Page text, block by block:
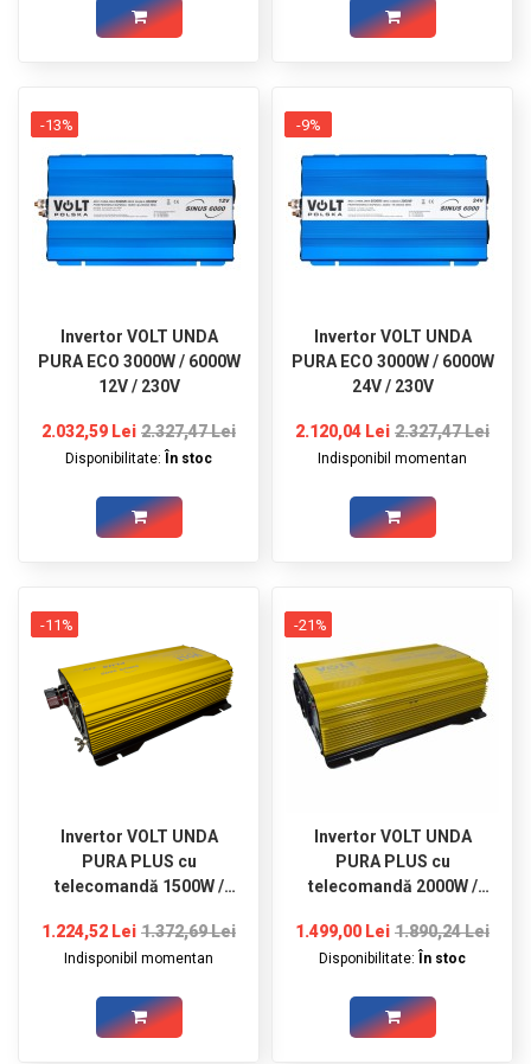
-13%
Invertor VOLT UNDA
PURA ECO 3000W / 6000W
12V / 230V
2.032,59 Lei 2.327,47 Lei
Disponibilitate: În stoc
-9%
Invertor VOLT UNDA
PURA ECO 3000W / 6000W
24V / 230V
2.120,04 Lei 2.327,47 Lei
Indisponibil momentan
-11%
Invertor VOLT UNDA
PURA PLUS cu
telecomandă 1500W /
1.224,52 Lei 1.372,69 Lei
Indisponibil momentan
-21%
Invertor VOLT UNDA
PURA PLUS cu
telecomandă 2000W /
1.499,00 Lei 1.890,24 Lei
Disponibilitate: În stoc